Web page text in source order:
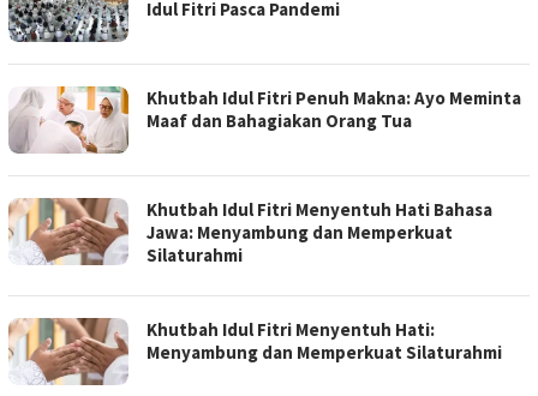
Idul Fitri Pasca Pandemi
Khutbah Idul Fitri Penuh Makna: Ayo Meminta
Maaf dan Bahagiakan Orang Tua
Khutbah Idul Fitri Menyentuh Hati Bahasa
Jawa: Menyambung dan Memperkuat
Silaturahmi
Khutbah Idul Fitri Menyentuh Hati:
Menyambung dan Memperkuat Silaturahmi